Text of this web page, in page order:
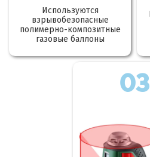
Используются
взрывобезопасные
полимерно-композитные
газовые баллоны
03